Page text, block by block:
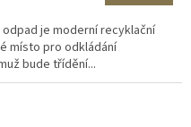
je moderní recyklační
místo pro odkládání
bude třídění...